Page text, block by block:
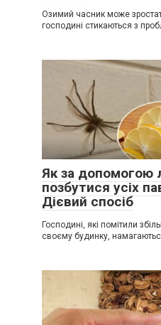
Озимий часник може
господині стикаються з
Як за допомогою
позбутися усіх
Дієвий спосіб
Господині, які помітили
своєму будинку,